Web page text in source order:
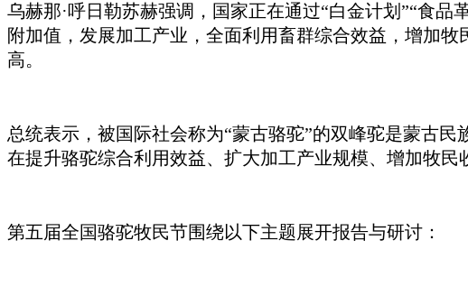
乌赫那·呼日勒苏赫强调，国家正在通过“白金计划”“食
附加值，发展加工产业，全面利用畜群综合效益，增加
高。
总统表示，被国际社会称为“蒙古骆驼”的双峰驼是蒙古
在提升骆驼综合利用效益、扩大加工产业规模、增加牧
第五届全国骆驼牧民节围绕以下主题展开报告与研讨：